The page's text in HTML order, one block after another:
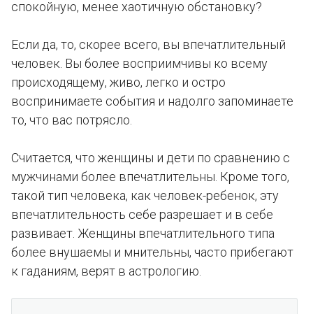
спокойную, менее хаотичную обстановку?
Если да, то, скорее всего, вы впечатлительный
человек. Вы более восприимчивы ко всему
происходящему, живо, легко и остро
воспринимаете события и надолго запоминаете
то, что вас потрясло.
Считается, что женщины и дети по сравнению с
мужчинами более впечатлительны. Кроме того,
такой тип человека, как человек-ребенок, эту
впечатлительность себе разрешает и в себе
развивает. Женщины впечатлительного типа
более внушаемы и мнительны, часто прибегают
к гаданиям, верят в астрологию.